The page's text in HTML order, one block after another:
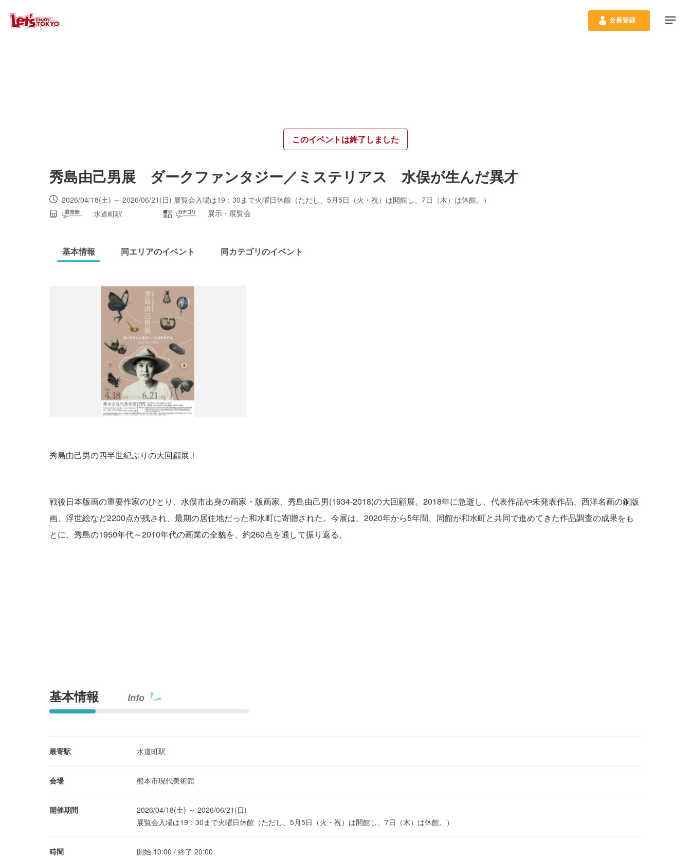
このイベントは終了しました
秀島由己男展 ダークファンタジー／ミステリアス 水俣が生んだ異才
2026/04/18(土) ～ 2026/06/21(日) 展覧会入場は19：30まで火曜日休館（ただし、5月5日（火・祝）は開館し、7日（木）は休館。）
水道町駅
展示・展覧会
基本情報 同エリアのイベント 同カテゴリのイベント
秀島由己男の四半世紀ぶりの大回顧展！
戦後日本版画の重要作家のひとり、水俣市出身の画家・版画家、秀島由己男(1934-2018)の大回顧展。2018年に急逝し、代表作品や未発表作品、西洋名画の銅版
画、浮世絵など2200点が残され、最期の居住地だった和水町に寄贈された。今展は、2020年から5年間、同館が和水町と共同で進めてきた作品調査の成果をも
とに、秀島の1950年代～2010年代の画業の全貌を、約260点を通して振り返る。
基本情報 Info
最寄駅 水道町駅
会場 熊本市現代美術館
開催期間
2026/04/18(土) ～ 2026/06/21(日)
展覧会入場は19：30まで火曜日休館（ただし、5月5日（火・祝）は開館し、7日（木）は休館。）
時間 開始 10:00 / 終了 20:00